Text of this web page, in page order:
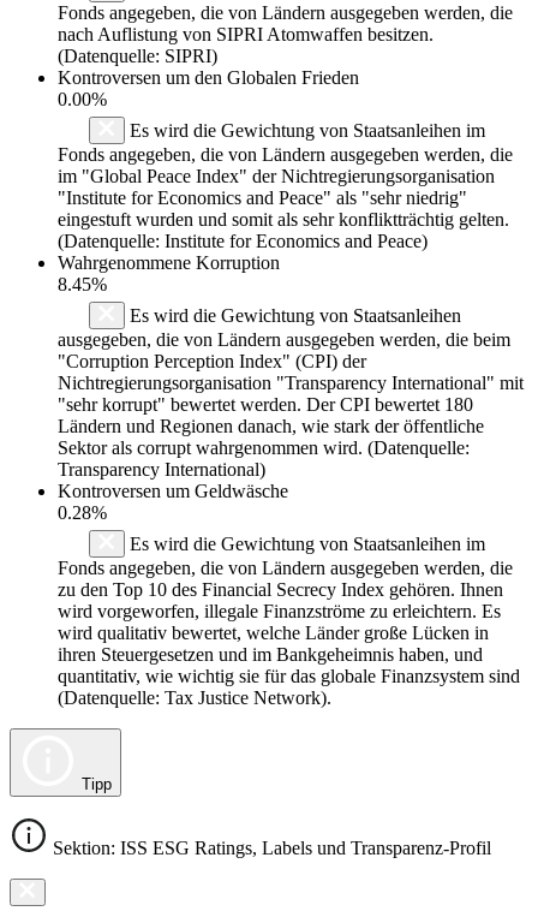
Fonds angegeben, die von Ländern ausgegeben werden, die
nach Auflistung von SIPRI Atomwaffen besitzen.
(Datenquelle: SIPRI)
Kontroversen um den Globalen Frieden
0.00%
Es wird die Gewichtung von Staatsanleihen im
Fonds angegeben, die von Ländern ausgegeben werden, die
im "Global Peace Index" der Nichtregierungsorganisation
"Institute for Economics and Peace" als "sehr niedrig"
eingestuft wurden und somit als sehr konfliktträchtig gelten.
(Datenquelle: Institute for Economics and Peace)
Wahrgenommene Korruption
8.45%
Es wird die Gewichtung von Staatsanleihen
ausgegeben, die von Ländern ausgegeben werden, die beim
"Corruption Perception Index" (CPI) der
Nichtregierungsorganisation "Transparency International" mit
"sehr korrupt" bewertet werden. Der CPI bewertet 180
Ländern und Regionen danach, wie stark der öffentliche
Sektor als corrupt wahrgenommen wird. (Datenquelle:
Transparency International)
Kontroversen um Geldwäsche
0.28%
Es wird die Gewichtung von Staatsanleihen im
Fonds angegeben, die von Ländern ausgegeben werden, die
zu den Top 10 des Financial Secrecy Index gehören. Ihnen
wird vorgeworfen, illegale Finanzströme zu erleichtern. Es
wird qualitativ bewertet, welche Länder große Lücken in
ihren Steuergesetzen und im Bankgeheimnis haben, und
quantitativ, wie wichtig sie für das globale Finanzsystem sind
(Datenquelle: Tax Justice Network).
Tipp
Sektion: ISS ESG Ratings, Labels und Transparenz-Profil